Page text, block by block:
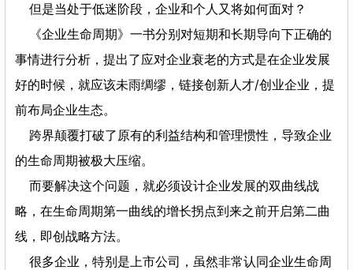
但是当处于低迷阶段，企业和个人又将如何面对？
《企业生命周期》一书分别对短期和长期导向下正确的
事情进行分析，提出了应对企业衰老的方式是在企业发展
好的时候，就应该未雨绸缪，链接创新人才/创业企业，提
前布局企业生态。
跨界颠覆打破了原有的利益结构和管理惯性，导致企业
的生命周期被极大压缩。
而要解决这个问题，就必须设计企业发展的双曲线战
略，在生命周期第一曲线的增长拐点到来之前开启第二曲
线，即创战略方法。
很多企业，特别是上市公司，虽然非常认同企业生命周